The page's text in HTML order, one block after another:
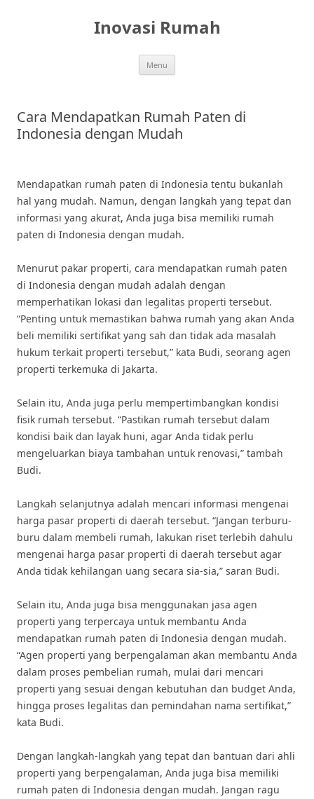
Inovasi Rumah
Menu
Cara Mendapatkan Rumah Paten di
Indonesia dengan Mudah
Mendapatkan rumah paten di Indonesia tentu bukanlah
hal yang mudah. Namun, dengan langkah yang tepat dan
informasi yang akurat, Anda juga bisa memiliki rumah
paten di Indonesia dengan mudah.
Menurut pakar properti, cara mendapatkan rumah paten
di Indonesia dengan mudah adalah dengan
memperhatikan lokasi dan legalitas properti tersebut.
“Penting untuk memastikan bahwa rumah yang akan Anda
beli memiliki sertifikat yang sah dan tidak ada masalah
hukum terkait properti tersebut,” kata Budi, seorang agen
properti terkemuka di Jakarta.
Selain itu, Anda juga perlu mempertimbangkan kondisi
fisik rumah tersebut. “Pastikan rumah tersebut dalam
kondisi baik dan layak huni, agar Anda tidak perlu
mengeluarkan biaya tambahan untuk renovasi,” tambah
Budi.
Langkah selanjutnya adalah mencari informasi mengenai
harga pasar properti di daerah tersebut. “Jangan terburu-
buru dalam membeli rumah, lakukan riset terlebih dahulu
mengenai harga pasar properti di daerah tersebut agar
Anda tidak kehilangan uang secara sia-sia,” saran Budi.
Selain itu, Anda juga bisa menggunakan jasa agen
properti yang terpercaya untuk membantu Anda
mendapatkan rumah paten di Indonesia dengan mudah.
“Agen properti yang berpengalaman akan membantu Anda
dalam proses pembelian rumah, mulai dari mencari
properti yang sesuai dengan kebutuhan dan budget Anda,
hingga proses legalitas dan pemindahan nama sertifikat,”
kata Budi.
Dengan langkah-langkah yang tepat dan bantuan dari ahli
properti yang berpengalaman, Anda juga bisa memiliki
rumah paten di Indonesia dengan mudah. Jangan ragu